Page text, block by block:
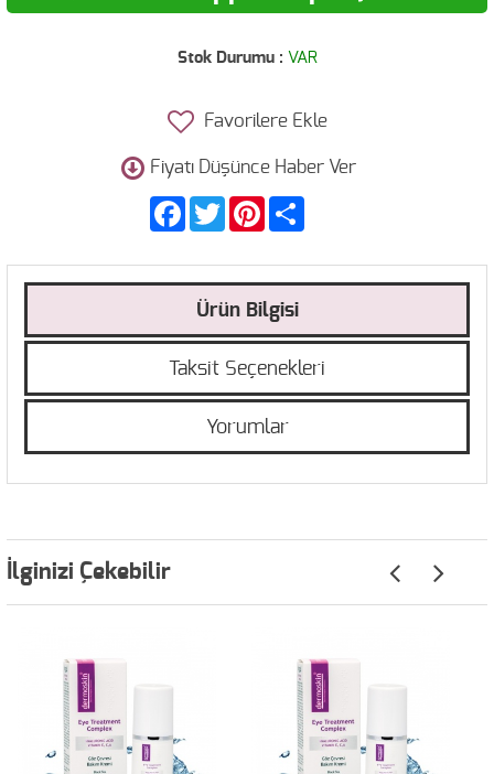
Stok Durumu : VAR
Favorilere Ekle
Fiyatı Düşünce Haber Ver
FacebookTwitter Pinterest
Ürün Bilgisi
Taksit Seçenekleri
Yorumlar
İlginizi Çekebilir